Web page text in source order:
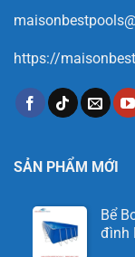
https://
SẢN PHẨM MỚI
Bể
đình